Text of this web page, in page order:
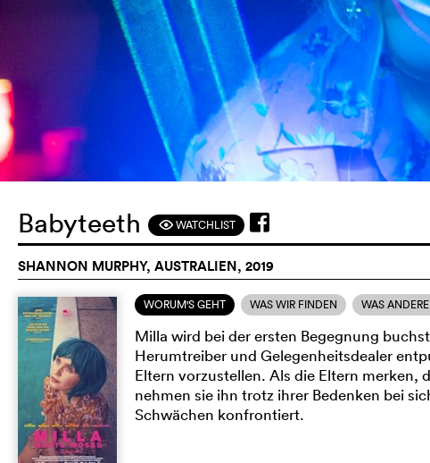
Babyteeth FWATCHLIST
SHANNON MURPHY, AUSTRALIEN, 2019
WORUM'S GEHT WAS WIR FINDEN WAS
Milla wird bei der ersten Begegnung
Herumtreiber und Gelegenheitsdealer
Eltern vorzustellen. Als die Eltern
nehmen sie ihn trotz ihrer Bedenken bei
Schwächen konfrontiert.